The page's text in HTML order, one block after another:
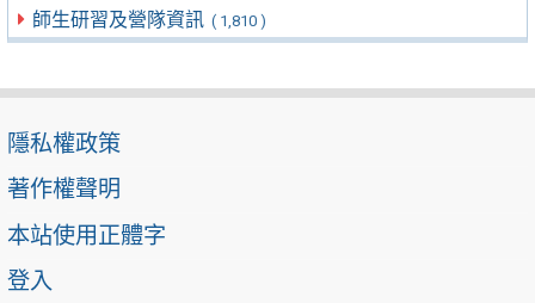
師生研習及營隊資訊 ( 1,810 )
隱私權政策
著作權聲明
本站使用正體字
登入